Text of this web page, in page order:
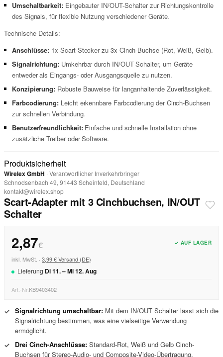
Umschaltbarkeit:Eingebauter IN/OUT-Schalter zur Richtungskontrolle
des Signals, für flexible Nutzung verschiedener Geräte.
Technische Details:
Anschlüsse: 1x Scart-Stecker zu 3x Cinch-Buchse (Rot, Weiß, Gelb).
Signalrichtung: Umkehrbar durch IN/OUT Schalter, um Geräte
entweder als Eingangs- oder Ausgangsquelle zu nutzen.
Konzipierung: Robuste Bauweise für langanhaltende Zuverlässigkeit.
Farbcodierung: Leicht erkennbare Farbcodierung der Cinch-Buchsen
zur schnellen Verbindung.
Benutzerfreundlichkeit:Einfache und schnelle Installation ohne
zusätzliche Treiber oder Software.
Produktsicherheit
Wirelex GmbH · Verantwortlicher Inverkehrbringer
Schnodsenbach 49, 91443 Scheinfeld, Deutschland
kontakt@wirelex.shop
Scart-Adapter mit 3 Cinchbuchsen, IN/OUT
Schalter
2,87€ ✓ AUF LAGER
inkl. MwSt. · 3,99 € Versand (DE)
Lieferung Di11. –Mi12.Aug
Art.-Nr.KB9403402
✓ Signalrichtung umschaltbar: Mit dem IN/OUT Schalter lässt sich die
Signalrichtung bestimmen, was eine vielseitige Verwendung
ermöglicht.
✓
Drei Cinch-Anschlüsse: Standard-Rot, Weiß und Gelb Cinch-
Buchsen für Stereo-Audio- und Composite-Video-Übertragung.